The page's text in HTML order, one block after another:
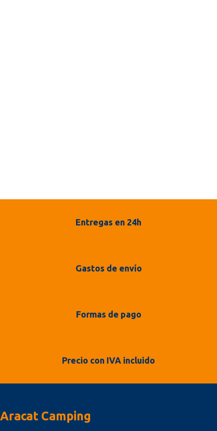
Entregas en 24h
Gastos de envío
Formas de pago
Precio con IVA incluido
Aracat Camping